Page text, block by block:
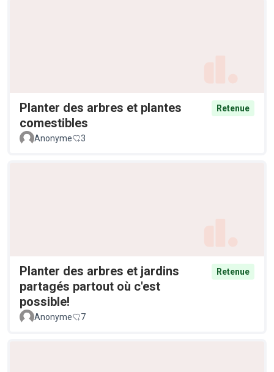
Planter des arbres et plantes
comestibles
Retenue
Anonyme 3
Planter des arbres et jardins
partagés partout où c'est
possible!
Retenue
Anonyme 7